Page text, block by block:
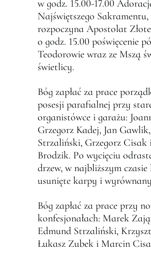
w godz. 15.00-17.00
Najświętszego
rozpoczyna Apostolat
o godz. 15.00 poświęcenie
Teodorowie wraz ze Mszą
świetlicy.
Bóg zapłać za prace
posesji parafialnej przy
organistówce i garażu:
Grzegorz Kadej, Jan
Strzaliński, Grzegorz
Brodzik. Po wycięciu
drzew, w najbliższym czasie
usunięte karpy i
Bóg zapłać za prace przy
konfesjonałach: Marek
Edmund Strzaliński,
Łukasz Zubek i Marcin